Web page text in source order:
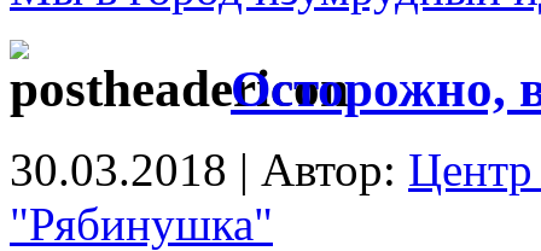
Осторожно,
30.03.2018 | Автор: Центр
"Рябинушка"